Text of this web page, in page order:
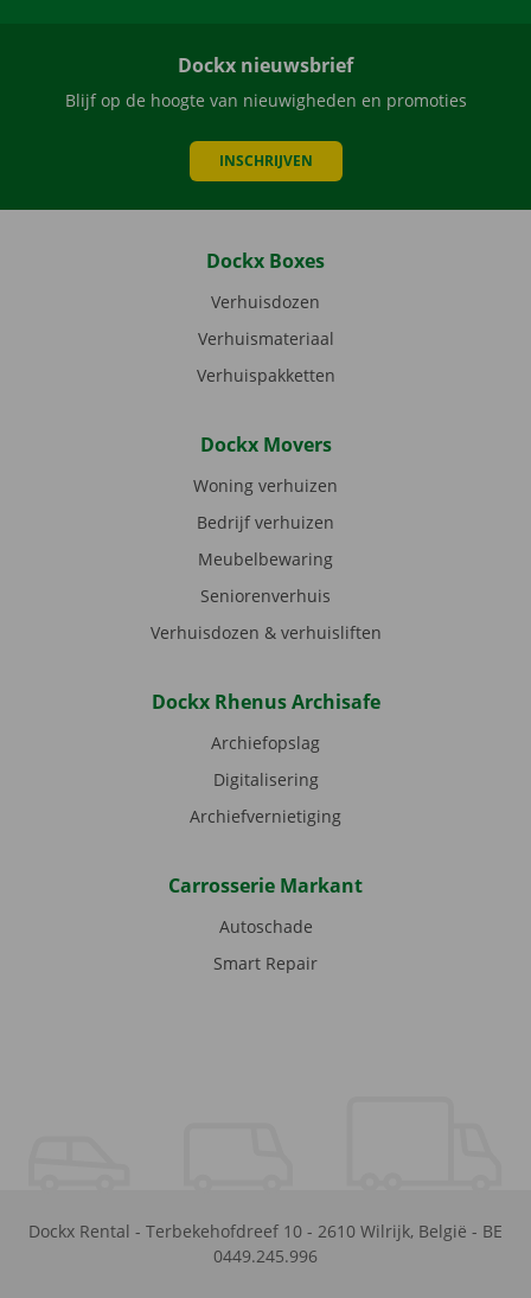
Dockx nieuwsbrief
Blijf op de hoogte van nieuwigheden en promoties
INSCHRIJVEN
Dockx Boxes
Verhuisdozen
Verhuismateriaal
Verhuispakketten
Dockx Movers
Woning verhuizen
Bedrijf verhuizen
Meubelbewaring
Seniorenverhuis
Verhuisdozen & verhuisliften
Dockx Rhenus Archisafe
Archiefopslag
Digitalisering
Archiefvernietiging
Carrosserie Markant
Autoschade
Smart Repair
Dockx Rental - Terbekehofdreef 10 - 2610 Wilrijk, België - BE
0449.245.996